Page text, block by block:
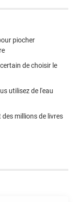
piocher
de choisir le
utilisez de l'eau
millions de livres